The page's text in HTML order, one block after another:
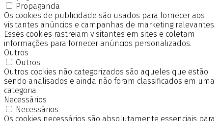
Propaganda
Os cookies de publicidade são usados para fornecer aos
visitantes anúncios e campanhas de marketing relevantes.
Esses cookies rastreiam visitantes em sites e coletam
informações para fornecer anúncios personalizados.
Outros
Outros
Outros cookies não categorizados são aqueles que estão
sendo analisados e ainda não foram classificados em uma
categoria.
Necessários
Necessários
Os cookies necessários são absolutamente essenciais para